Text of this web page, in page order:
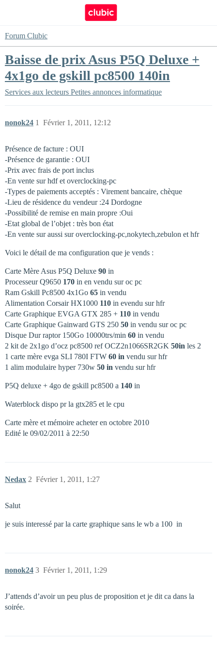
Forum Clubic
Baisse de prix Asus P5Q Deluxe +
4x1go de gskill pc8500 140in
Services aux lecteurs Petites annonces informatique
nonok24 Février 1, 2011, 12:12
1
Présence de facture : OUI
-Présence de garantie : OUI
-Prix avec frais de port inclus
-En vente sur hdf et overclocking-pc
-Types de paiements acceptés : Virement bancaire, chèque
-Lieu de résidence du vendeur :24 Dordogne
-Possibilité de remise en main propre :Oui
-Etat global de l’objet : très bon état
-En vente sur aussi sur overclocking-pc,nokytech,zebulon et hfr
Voici le détail de ma configuration que je vends :
Carte Mère Asus P5Q Deluxe 90 in
Processeur Q9650 170 in en vendu sur oc pc
Ram Gskill Pc8500 4x1Go 65 in vendu
Alimentation Corsair HX1000 110 in evendu sur hfr
Carte Graphique EVGA GTX 285 + 110 in vendu
Carte Graphique Gainward GTS 250 50 in vendu sur oc pc
Disque Dur raptor 150Go 10000trs/min 60 in vendu
2 kit de 2x1go d’ocz pc8500 ref OCZ2n1066SR2GK 50in les 2
1 carte mère evga SLI 780I FTW 60 in vendu sur hfr
1 alim modulaire hyper 730w 50 in vendu sur hfr
P5Q deluxe + 4go de gskill pc8500 a 140 in
Waterblock dispo pr la gtx285 et le cpu
Carte mère et mémoire acheter en octobre 2010
Edité le 09/02/2011 à 22:50
Nedax Février 1, 2011, 1:27
2
Salut
je suis interessé par la carte graphique sans le wb a 100  in
nonok24 Février 1, 2011, 1:29
3
J’attends d’avoir un peu plus de proposition et je dit ca dans la
soirée.